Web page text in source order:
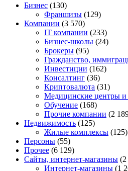
Бизнес (130)
Франшизы (129)
Компании (3 570)
IT компании (233)
Бизнес-школы (24)
Брокеры (95)
Гражданство,
Инвестиции (162)
Консалтинг (36)
Криптовалюта (31)
Медицинские центры и
Обучение (168)
Прочие компании (2
Недвижимость (125)
Жилые комплексы (125)
Персоны (55)
Прочее (6 129)
Сайты, интернет-магазины (2
Интернет-магазины (1